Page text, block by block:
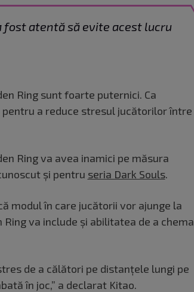
fost atentă să evite acest lucru
Ring sunt foarte puternici. Ca
a reduce stresul jucătorilor între
Ring va avea inamici pe măsura
și pentru seria Dark Souls.
modul în care jucătorii vor ajunge la
va include și abilitatea de a chema
de a călători pe distanțele lungi pe
în joc,” a declarat Kitao.